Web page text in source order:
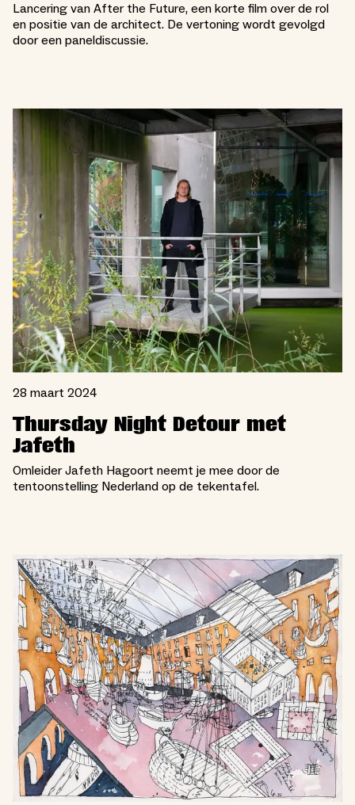
Lancering van After the Future, een korte film over de rol
en positie van de architect. De vertoning wordt gevolgd
door een paneldiscussie.
28 maart 2024
Thursday Night Detour met
Jafeth
Omleider Jafeth Hagoort neemt je mee door de
tentoonstelling Nederland op de tekentafel.